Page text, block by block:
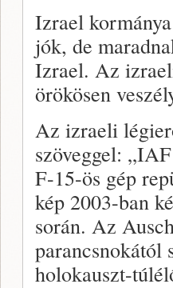
Izrael
jók, de
Izrael. Az
örökösen
Az izraeli
szöveggel:
F-15-ös gép
kép 2003-ban
során. Az
parancsnokától
holokauszt-